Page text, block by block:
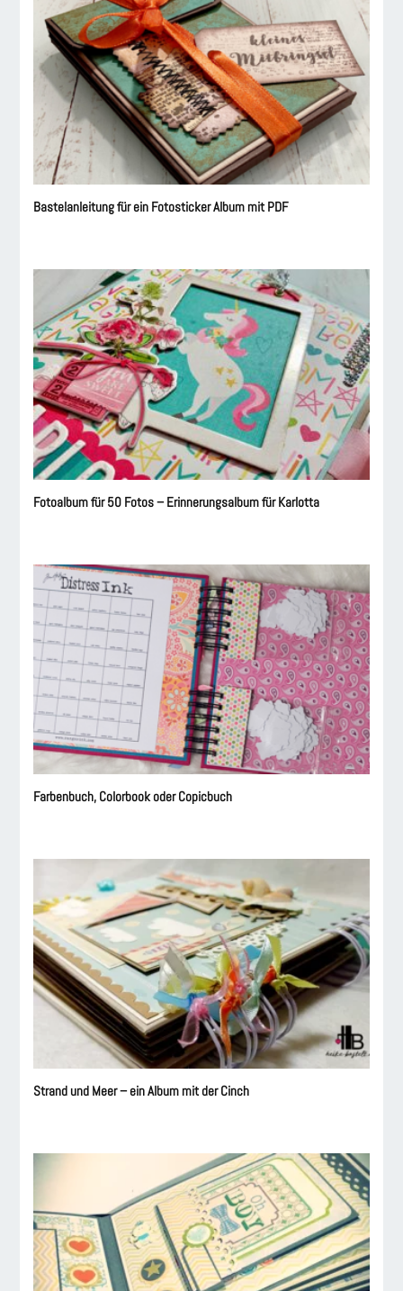
Bastelanleitung für ein Fotosticker Album mit PDF
Fotoalbum für 50 Fotos – Erinnerungsalbum für Karlotta
Farbenbuch, Colorbook oder Copicbuch
Strand und Meer – ein Album mit der Cinch